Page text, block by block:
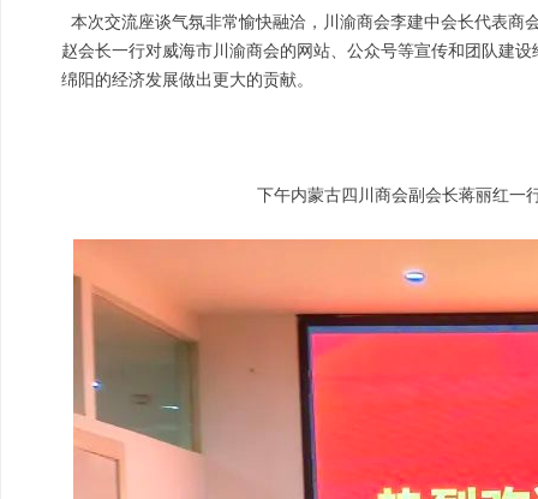
本次交流座谈气氛非常愉快融洽，川渝商会李建中会长代表
赵会长一行对威海市川渝商会的网站、公众号等宣传和团队建
绵阳的经济发展做出更大的贡献。
下午内蒙古四川商会副会长蒋丽红一行